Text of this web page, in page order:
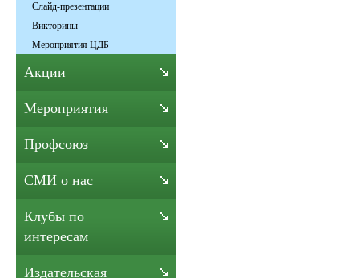
Слайд-презентации
Викторины
Мероприятия ЦДБ
Акции
Мероприятия
Профсоюз
СМИ о нас
Клубы по
интересам
Издательская